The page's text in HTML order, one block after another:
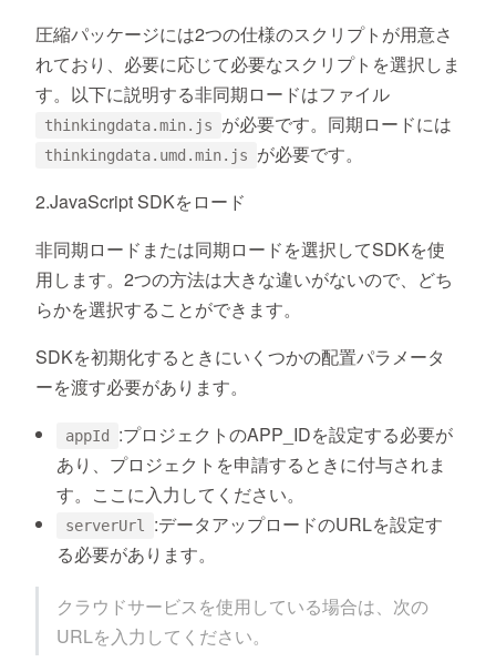
圧縮パッケージには2つの仕様のスクリプトが用意さ
れており、必要に応じて必要なスクリプトを選択しま
す。以下に説明する非同期ロードはファイル
thinkingdata.min.js が必要です。同期ロードには
thinkingdata.umd.min.js
が必要です。
2.JavaScript SDKをロード
非同期ロードまたは同期ロードを選択してSDKを使
用します。2つの方法は大きな違いがないので、どち
らかを選択することができます。
SDKを初期化するときにいくつかの配置パラメータ
ーを渡す必要があります。
appId
:プロジェクトのAPP_IDを設定する必要が
あり、プロジェクトを申請するときに付与されま
す。ここに入力してください。
serverUrl
:データアップロードのURLを設定す
る必要があります。
クラウドサービスを使用している場合は、次の
URLを入力してください。